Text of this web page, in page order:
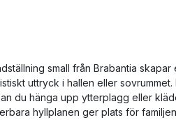
small från Brabantia skapar
uttryck i hallen eller
du hänga upp ytterplagg eller
hyllplanen ger plats för